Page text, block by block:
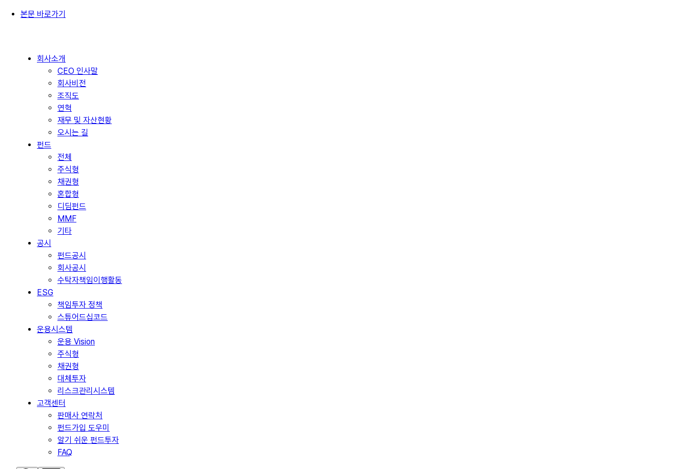
본문 바로가기
회사소개
CEO 인사말
회사비전
조직도
연혁
재무 및 자산현황
오시는 길
펀드
전체
주식형
채권형
혼합형
디딤펀드
MMF
기타
공시
펀드공시
회사공시
수탁자책임이행활동
ESG
책임투자 정책
스튜어드십코드
운용시스템
운용 Vision
주식형
채권형
대체투자
리스크관리시스템
고객센터
판매사 연락처
펀드가입 도우미
알기 쉬운 펀드투자
FAQ